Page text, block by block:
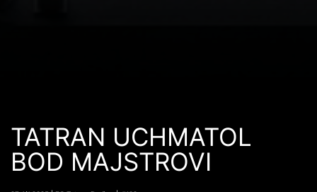
TATRAN UCHMATOL
BOD MAJSTROVI